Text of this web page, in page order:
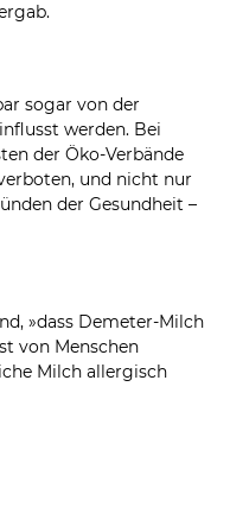
sogar von der
werden. Bei
der Öko-Verbände
und nicht nur
der Gesundheit –
»dass Demeter-Milch
von Menschen
Milch allergisch